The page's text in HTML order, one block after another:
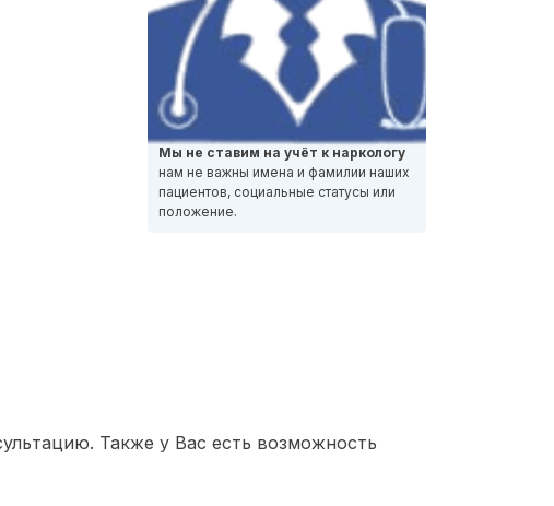
Мы не ставим на учёт к наркологу
нам не важны имена и фамилии наших
пациентов, социальные статусы или
положение.
Также у Вас есть возможность